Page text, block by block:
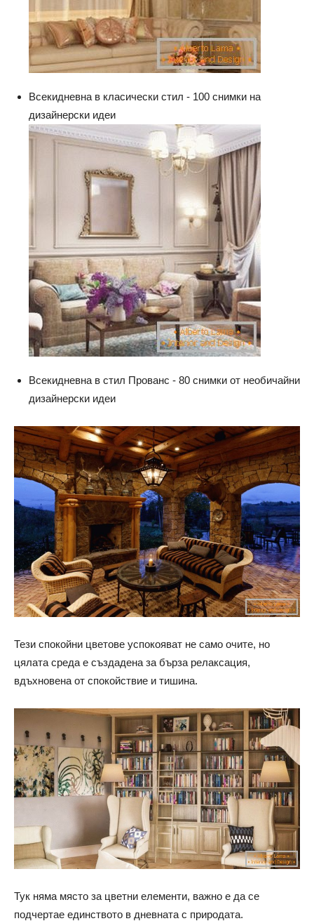
Всекидневна в класически стил - 100 снимки на
дизайнерски идеи
Всекидневна в стил Прованс - 80 снимки от необичайни
дизайнерски идеи
Тези спокойни цветове успокояват не само очите, но
цялата среда е създадена за бърза релаксация,
вдъхновена от спокойствие и тишина.
Тук няма място за цветни елементи, важно е да се
подчертае единството в дневната с природата.